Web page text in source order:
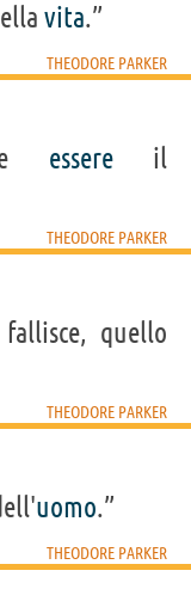
vita.”
THEODORE PARKER
essereil
THEODORE PARKER
fallisce, quello
THEODORE PARKER
uomo.”
THEODORE PARKER